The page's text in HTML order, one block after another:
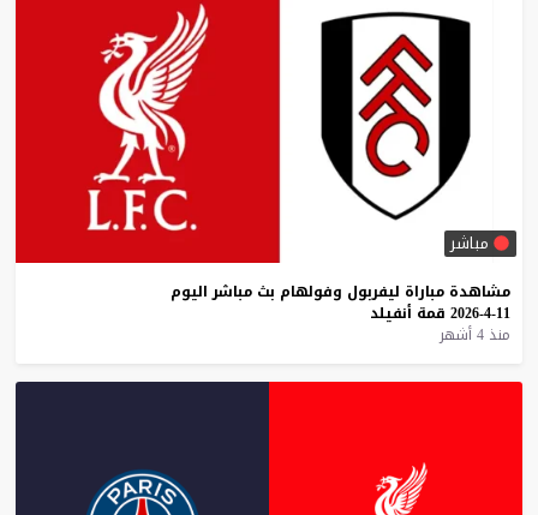
مباشر
مشاهدة مباراة ليفربول وفولهام بث مباشر اليوم
11-4-2026
قمة أنفيلد
منذ 4 أشهر